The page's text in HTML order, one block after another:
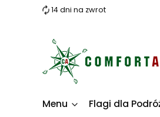
14 dni na zwrot
Menu Flagi dla